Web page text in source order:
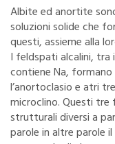
Albite ed anortite
soluzioni solide che
questi, assieme alla
I feldspati alcalini, tra
contiene Na, formano
l’anortoclasio e atri
microclino. Questi
strutturali diversi a
parole in altre parole